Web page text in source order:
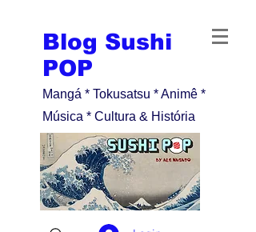
Blog Sushi
POP
Mangá * Tokusatsu * Animê *
Música * Cultura & História